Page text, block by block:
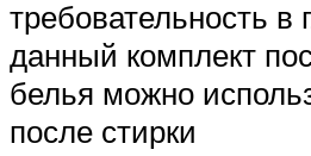
требовательность в
данный комплект
белья можно
после стирки